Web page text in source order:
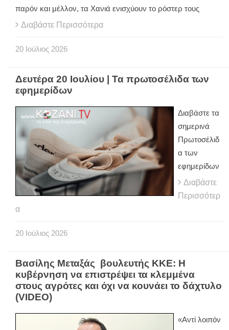
παρόν και μέλλον, τα Χανιά ενισχύουν το ρόστερ τους
Διαβάστε Περισσότερα
20 Ιούλιος 2026
Δευτέρα 20 Ιουλίου | Τα πρωτοσέλιδα των
εφημερίδων
Διαβάστε τα
σημερινά
Πρωτοσέλιδ
α των
εφημερίδων
Διαβάστε
Περισσότερ
α
20 Ιούλιος 2026
Βασίλης Μεταξάς βουλευτής ΚΚΕ: Η
κυβέρνηση να επιστρέψει τα κλεμμένα
στους αγρότες και όχι να κουνάει το δάχτυλο
(VIDEO)
«Αντί λοιπόν